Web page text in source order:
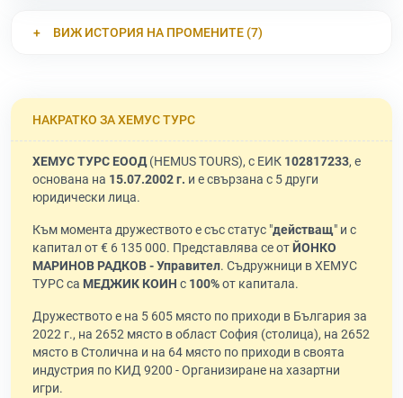
ВИЖ ИСТОРИЯ НА ПРОМЕНИТЕ (7)
НАКРАТКО ЗА ХЕМУС ТУРС
ХЕМУС ТУРС ЕООД(HEMUS TOURS), с ЕИК 102817233, е
основана на 15.07.2002 г. и е свързана с 5 други
юридически лица.
Към момента дружеството е със статус "действащ" и с
капитал от € 6 135 000. Представлява се отЙОНКО
МАРИНОВ РАДКОВ - Управител. Съдружници в ХЕМУС
ТУРС са МЕДЖИК КОИН с 100%от капитала.
Дружеството е на 5 605 място по приходи в България за
2022 г., на 2652 място в област София (столица), на 2652
място в Столична и на 64 място по приходи в своята
индустрия по КИД 9200 - Организиране на хазартни
игри.